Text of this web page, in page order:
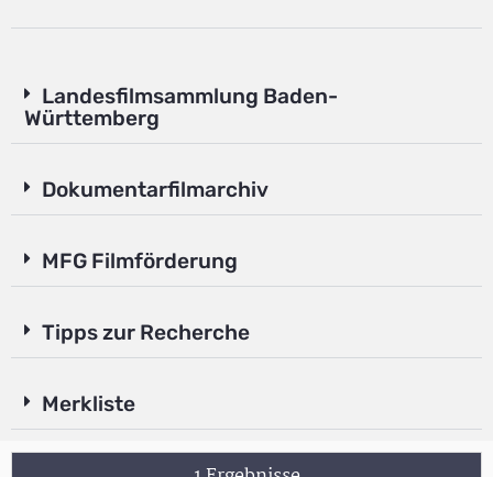
Landesfilmsammlung Baden-
Württemberg
Dokumentarfilmarchiv
MFG Filmförderung
Tipps zur Recherche
Merkliste